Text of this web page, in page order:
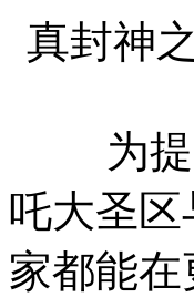
真封神
为提高
吒大圣
家都能